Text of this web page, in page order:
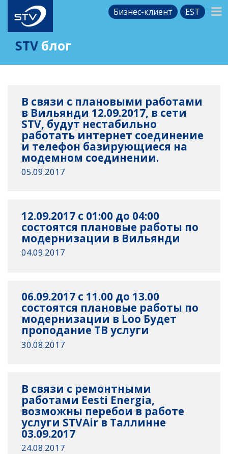
Бизнес-клиент EST
STV блог
В связи с плановыми работами
в Вильянди 12.09.2017, в сети
STV, будут нестабильно
работать интернет соединение
и телефон базирующиеся на
модемном соединении.
05.09.2017
12.09.2017 с 01:00 до 04:00
состоятся плановые работы по
модернизации в Вильянди
04.09.2017
06.09.2017 c 11.00 до 13.00
состоятся плановые работы по
модернизации в Loo Будет
проподание ТВ услуги
30.08.2017
В связи с ремонтными
работами Eesti Energia,
возможны перебои в работе
услуги STVAir в Таллинне
03.09.2017
24.08.2017